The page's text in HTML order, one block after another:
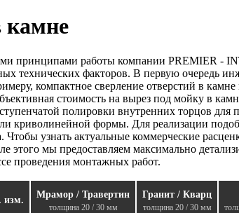
камне
принципами работы компании PREMIER -
технических факторов. В первую
компактное сверление отверстий в
стоимость на вырез под мойку в
полировки внутренних торцов для
криволинейной формы. Для реализации
узнать актуальные коммерческие
этого мы предоставляем максимально
проведения монтажных работ.
изм.
Мрамор / Травертин
толщина 20 / 30 мм
Гранит / Кварц
толщина 20 / 30 мм